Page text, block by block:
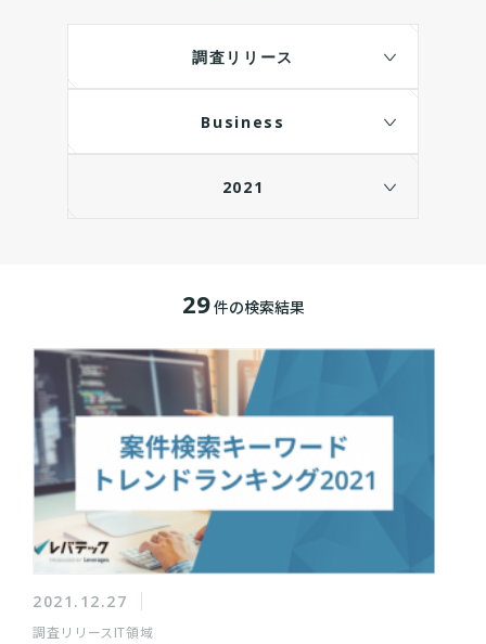
調査リリース
Business
2021
29件の検索結果
2021.12.27
調査リリース IT領域